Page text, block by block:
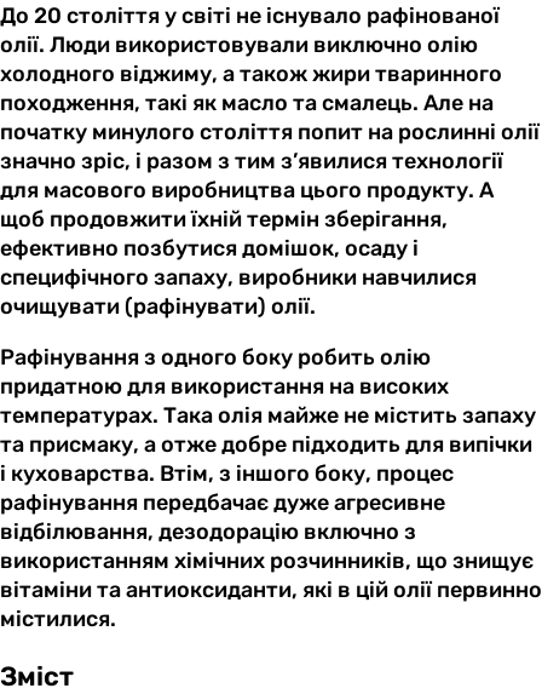
До 20 століття у світі не існувало рафінованої
олії. Люди використовували виключно олію
холодного віджиму, а також жири тваринного
походження, такі як масло та смалець. Але на
початку минулого століття попит на рослинні олії
значно зріс, і разом з тим з’явилися технології
для масового виробництва цього продукту. А
щоб продовжити їхній термін зберігання,
ефективно позбутися домішок, осаду і
специфічного запаху, виробники навчилися
очищувати (рафінувати) олії.
Рафінування з одного боку робить олію
придатною для використання на високих
температурах. Така олія майже не містить запаху
та присмаку, а отже добре підходить для випічки
і куховарства. Втім, з іншого боку, процес
рафінування передбачає дуже агресивне
відбілювання, дезодорацію включно з
використанням хімічних розчинників, що знищує
вітаміни та антиоксиданти, які в цій олії первинно
містилися.
Зміст